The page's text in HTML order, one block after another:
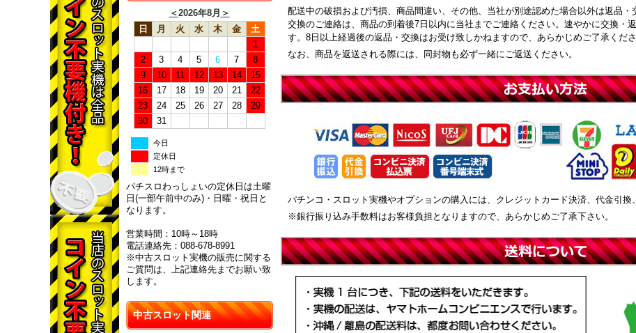
＜2026年8月 ＞
日
月 火 水 木 金
土
1
2
3 4 5 6 7
8
9
10 11 12 13 14
15
16
17 18 19 20 21
22
23
24 25 26 27 28
29
30
31
今日
定休日
12時まで
パチスロわっしょいの定休日は土曜
日(一部午前中のみ)・日曜・祝日と
なります。
営業時間：10時～18時
電話連絡先：088-678-8991
※中古スロット実機の販売に関する
ご質問は、上記連絡先までお願い致
します。
中古スロット関連
配送中の破損および汚損、商品間違い、その他、当社が別途認めた場合以外は返品・
交換のご連絡は、商品の到着後7日以内に当社までご連絡ください。速やかに交換・
す。8日以上経過後の返品・交換はお受け致しかねますので、あらかじめご了承くださ
なお、商品を返送される際には、同封物も必ず一緒にご返送ください。
パチンコ・スロット実機やオプションの購入には、クレジットカード決済、代金引換
※銀行振り込み手数料はお客様負担となりますので、あらかじめご了承下さい。